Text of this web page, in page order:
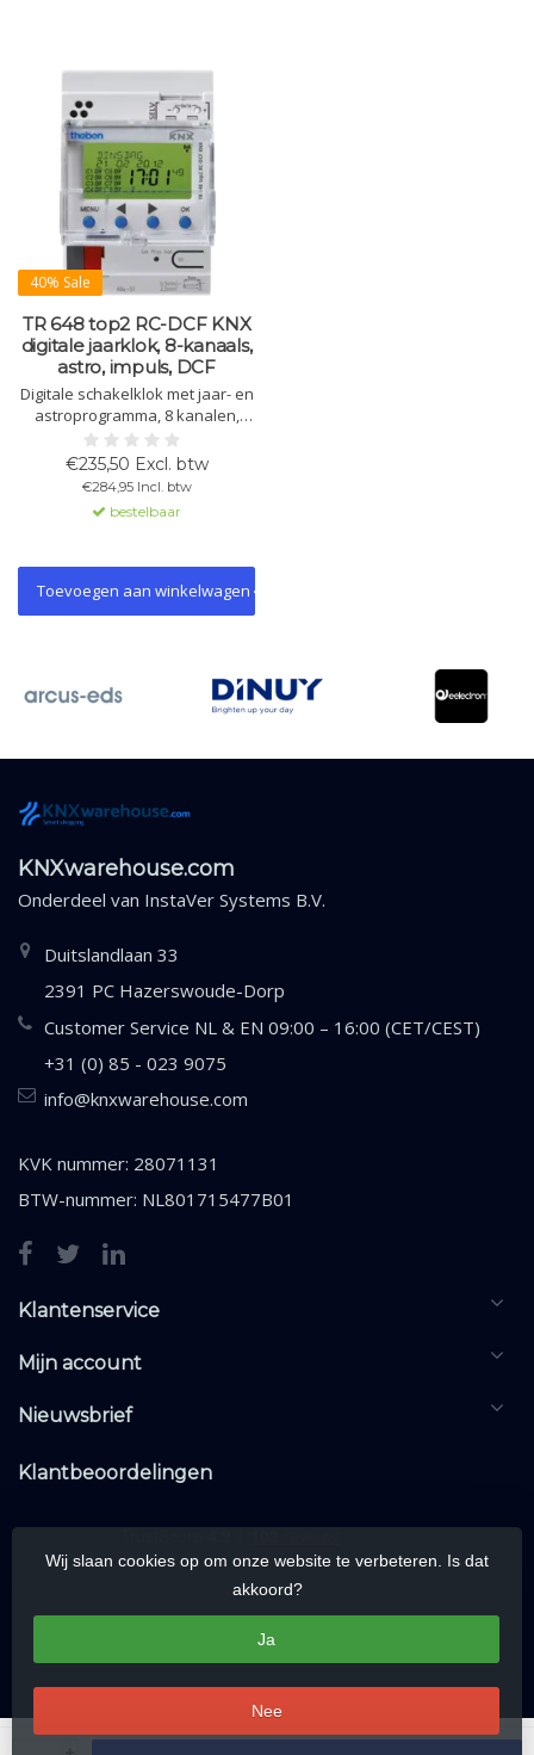
40% Sale
TR 648 top2 RC-DCF KNX
digitale jaarklok, 8-kanaals,
astro, impuls, DCF
Digitale schakelklok met jaar- en
astroprogramma, 8 kanalen,
DCF-tijd, 800 geheugenplaatsen,
vakantie- en cyclusprogramma,
zonder netspanning, DIN-
railmontage, KNX-bus.
€235,50 Excl. btw
€284,95 Incl. btw
bestelbaar
Toevoegen aan winkelwagen
KNXwarehouse.com
Onderdeel van InstaVer Systems B.V.
Duitslandlaan 33
2391 PC Hazerswoude-Dorp
Customer Service NL & EN 09:00 – 16:00 (CET/CEST)
+31 (0) 85 - 023 9075
info@knxwarehouse.com
KVK nummer: 28071131
BTW-nummer: NL801715477B01
Klantenservice
Mijn account
Nieuwsbrief
Klantbeoordelingen
Wij slaan cookies op om onze website te verbeteren. Is dat
akkoord?
Ja
Nee